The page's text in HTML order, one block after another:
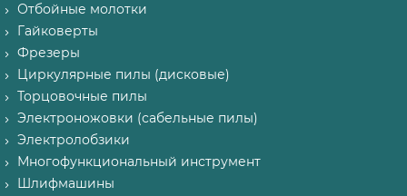
Отбойные молотки
Гайковерты
Фрезеры
Циркулярные пилы (дисковые)
Торцовочные пилы
Электроножовки (сабельные пилы)
Электролобзики
Многофункциональный инструмент
Шлифмашины